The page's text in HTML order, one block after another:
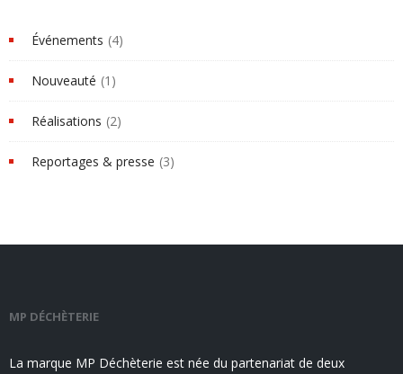
Événements (4)
Nouveauté (1)
Réalisations (2)
Reportages & presse (3)
MP DÉCHÈTERIE
La marque MP Déchèterie est née du partenariat de deux